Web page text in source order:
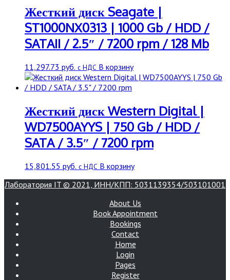
Жесткий диск Seagate |
ST1000NX0313 | 1000 Gb / HDD /
SATAII / 2.5″ / 7200 rpm / 128 Mb
11,297.73 руб. с НДС В корзину
Жесткий диск Western Digital |
WD7500AYYS | 750 Gb / HDD /
SATA / 3.5″ / 7200 rpm
15,801.55 руб. с НДС В корзину
Лаборатория IT © 2021, ИНН/КПП: 5031139354/503101001
About Us
Book Appointment
Bookings
Contact
Home
Login
Pages
Register